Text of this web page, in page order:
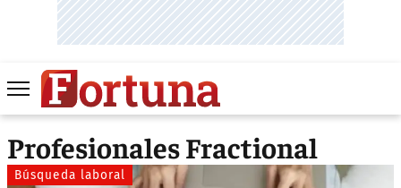
Profesionales Fractional
Búsqueda laboral